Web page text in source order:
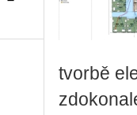
tvorbě